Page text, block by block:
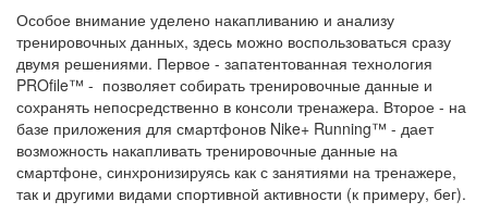
Особое внимание уделено накапливанию и анализу
тренировочных данных, здесь можно воспользоваться сразу
двумя решениями. Первое - запатентованная технология
PROfile™ - позволяет собирать тренировочные данные и
сохранять непосредственно в консоли тренажера. Второе - на
базе приложения для смартфонов Nike+ Running™ - дает
возможность накапливать тренировочные данные на
смартфоне, синхронизируясь как с занятиями на тренажере,
так и другими видами спортивной активности (к примеру, бег).